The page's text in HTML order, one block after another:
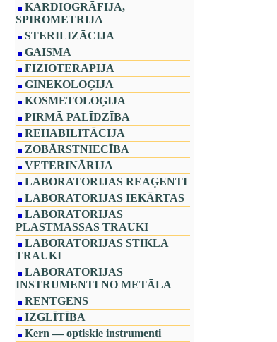
KARDIOGRĀFIJA,
SPIROMETRIJA
STERILIZĀCIJA
GAISMA
FIZIOTERAPIJA
GINEKOLOĢIJA
KOSMETOLOĢIJA
PIRMĀ PALĪDZĪBA
REHABILITĀCIJA
ZOBĀRSTNIECĪBA
VETERINĀRIJA
LABORATORIJAS REAĢENTI
LABORATORIJAS IEKĀRTAS
LABORATORIJAS
PLASTMASSAS TRAUKI
LABORATORIJAS STIKLA
TRAUKI
LABORATORIJAS
INSTRUMENTI NO METĀLA
RENTGENS
IZGLĪTĪBA
Kern — optiskie instrumenti